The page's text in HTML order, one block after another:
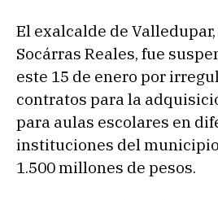
El exalcalde de
Socárras Reales, fue
este 15 de enero por
contratos para la
para aulas escolares en
instituciones del
1.500 millones de pesos.